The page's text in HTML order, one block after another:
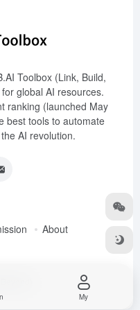
Toolbox (Link, Build,
global AI resources.
ranking (launched May
best tools to automate
AI revolution.
About
My